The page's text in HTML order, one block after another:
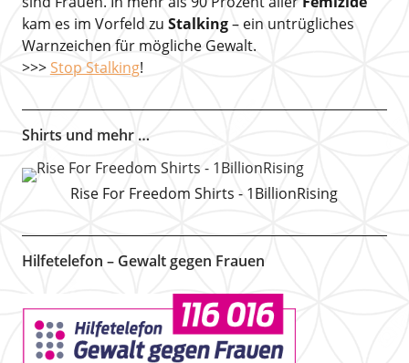
kam es im Vorfeld zu Stalking– ein untrügliches
Warnzeichen für mögliche Gewalt.
>>> Stop Stalking!
Shirts und mehr …
Rise For Freedom Shirts - 1BillionRising
Hilfetelefon – Gewalt gegen Frauen